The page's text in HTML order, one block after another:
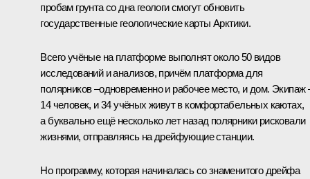
пробам грунта со дна геологи смогут обновить
государственные геологические карты Арктики.
Всего учёные на платформе выполнят около 50 видов
исследований и анализов, причём платформа для
полярников –одновременно и рабочее место, и дом. Экипаж
14 человек, и 34 учёных живут в комфортабельных каютах,
а буквально ещё несколько лет назад полярники рисковали
жизнями, отправляясь на дрейфующие станции.
Но программу, которая начиналась со знаменитого дрейфа